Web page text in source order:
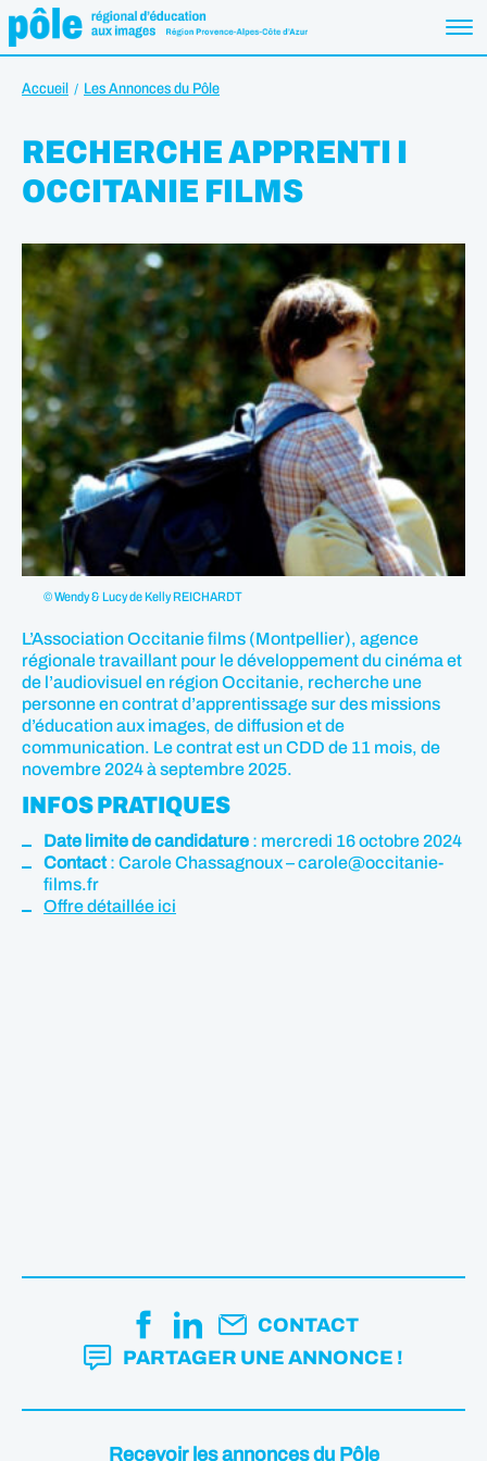
Accueil Les Annonces du Pôle
RECHERCHE APPRENTI I
OCCITANIE FILMS
© Wendy & Lucy de Kelly REICHARDT
L’Association Occitanie films (Montpellier), agence
régionale travaillant pour le développement du cinéma et
de l’audiovisuel en région Occitanie, recherche une
personne en contrat d’apprentissage sur des missions
d’éducation aux images, de diffusion et de
communication. Le contrat est un CDD de 11 mois, de
novembre 2024 à septembre 2025.
INFOS PRATIQUES
Date limite de candidature : mercredi 16 octobre 2024
Contact: Carole Chassagnoux – carole@occitanie-
films.fr
Offre détaillée ici
CONTACT
PARTAGER UNE ANNONCE !
Recevoir les annonces du Pôle